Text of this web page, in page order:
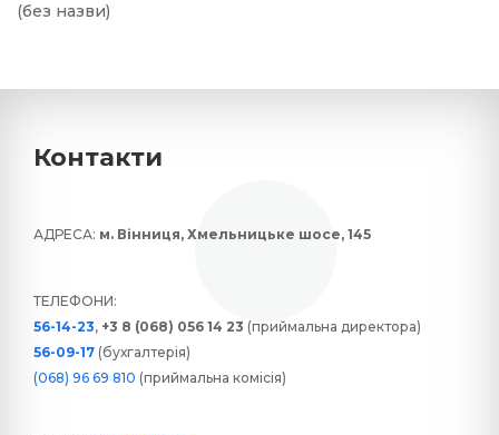
(без назви)
Контакти
АДРЕСА: м. Вінниця, Хмельницьке шосе, 145
ТЕЛЕФОНИ:
56-14-23, +3 8 (068) 056 14 23 (приймальна директора)
56-09-17 (бухгалтерія)
(068) 96 69 810 (приймальна комісія)